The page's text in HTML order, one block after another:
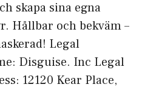
skapa sina egna
Hållbar och bekväm –
Legal
Disguise. Inc Legal
12120 Kear Place,